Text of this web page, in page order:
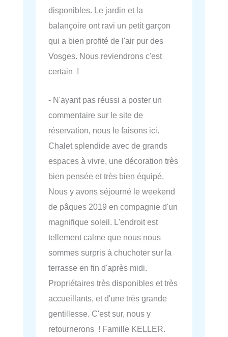
disponibles. Le jardin et la
balançoire ont ravi un petit garçon
qui a bien profité de l'air pur des
Vosges. Nous reviendrons c'est
certain !
- N'ayant pas réussi a poster un
commentaire sur le site de
réservation, nous le faisons ici.
Chalet splendide avec de grands
espaces à vivre, une décoration très
bien pensée et très bien équipé.
Nous y avons séjourné le weekend
de pâques 2019 en compagnie d'un
magnifique soleil. L'endroit est
tellement calme que nous nous
sommes surpris à chuchoter sur la
terrasse en fin d'après midi.
Propriétaires très disponibles et très
accueillants, et d'une très grande
gentillesse. C'est sur, nous y
retournerons ! Famille KELLER.